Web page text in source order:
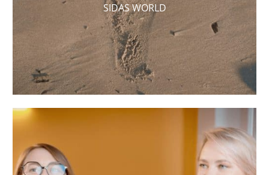
SIDAS WORLD
VOIR +